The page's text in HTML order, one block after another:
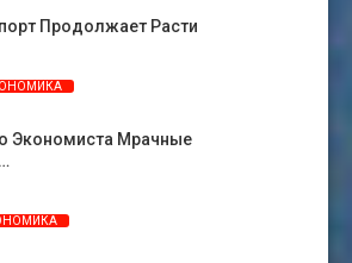
Продолжает Расти
Экономиста Мрачные